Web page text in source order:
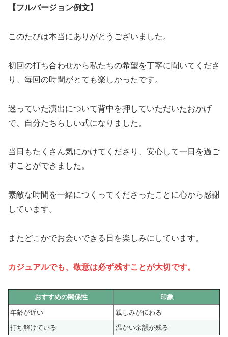
【フルバージョン例文】
このたびは本当にありがとうございました。
初回の打ち合わせから私たちの希望を丁寧に聞いてくださ
り、毎回の時間がとても楽しかったです。
迷っていた演出について背中を押していただいたおかげ
で、自分たちらしい式になりました。
当日もたくさん気にかけてくださり、安心して一日を過ご
すことができました。
素敵な時間を一緒につくってくださったことに心から感謝
しています。
またどこかでお会いできる日を楽しみにしています。
カジュアルでも、敬意は必ず残すことが大切です。
おすすめの関係性
印象
年齢が近い
親しみが伝わる
打ち解けている
温かい余韻が残る